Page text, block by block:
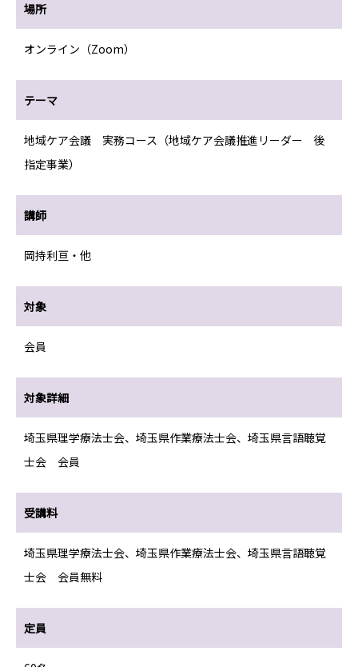
場所
オンライン（Zoom）
テーマ
地域ケア会議 実務コース（地域ケア会議推進リーダー 後
指定事業）
講師
岡持利亘・他
対象
会員
対象詳細
埼玉県理学療法士会、埼玉県作業療法士会、埼玉県言語聴覚
士会 会員
受講料
埼玉県理学療法士会、埼玉県作業療法士会、埼玉県言語聴覚
士会 会員無料
定員